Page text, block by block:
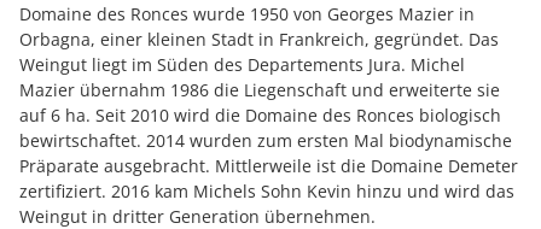
Domaine des Ronces wurde 1950 von Georges Mazier in
Orbagna, einer kleinen Stadt in Frankreich, gegründet. Das
Weingut liegt im Süden des Departements Jura. Michel
Mazier übernahm 1986 die Liegenschaft und erweiterte sie
auf 6 ha. Seit 2010 wird die Domaine des Ronces biologisch
bewirtschaftet. 2014 wurden zum ersten Mal biodynamische
Präparate ausgebracht. Mittlerweile ist die Domaine Demeter
zertifiziert. 2016 kam Michels Sohn Kevin hinzu und wird das
Weingut in dritter Generation übernehmen.